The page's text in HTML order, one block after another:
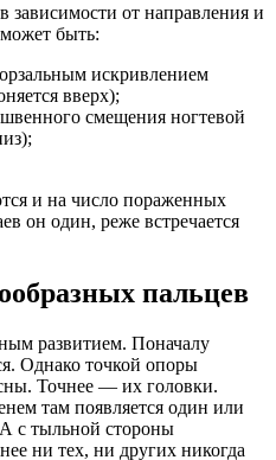
от направления и
быть:
искривлением
вверх);
смещения ногтевой
и на число пораженных
он один, реже встречается
пальцев
развитием. Поначалу
Однако точкой опоры
Точнее — их головки.
там появляется один или
с тыльной стороны
ни тех, ни других никогда